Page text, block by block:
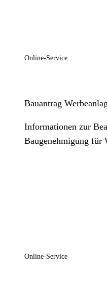
Online-Service
Bauantrag
Informationen zur
Baugenehmigung für
Online-Service